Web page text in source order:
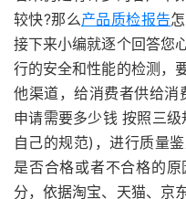
较快?那么产品质检报告
接下来小编就逐个回答您
行的安全和性能的检测，
他渠道，给消费者供给
申请需要多少钱 按照三
自己的规范)，进行质量
是否合格或者不合格的
分，依据淘宝、天猫、京